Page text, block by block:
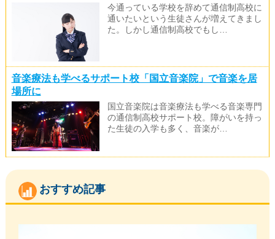
今通っている学校を辞めて通信制高校に
通いたいという生徒さんが増えてきまし
た。しかし通信制高校でもし…
音楽療法も学べるサポート校「国立音楽院」で音楽を居
場所に
国立音楽院は音楽療法も学べる音楽専門
の通信制高校サポート校。障がいを持っ
た生徒の入学も多く、音楽が…
おすすめ記事